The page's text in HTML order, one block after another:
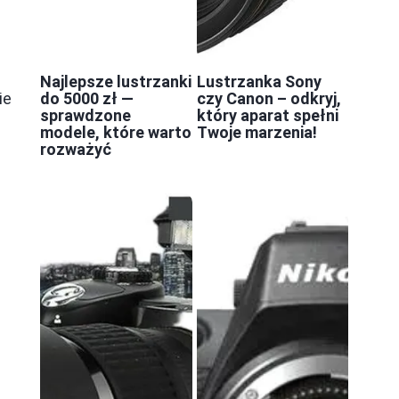
Najlepsze lustrzanki
do 5000 zł —
sprawdzone
modele, które warto
rozważyć
Lustrzanka Sony
czy Canon – odkryj,
który aparat spełni
Twoje marzenia!